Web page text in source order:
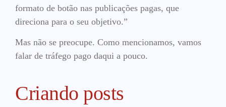
formato de botão nas publicações pagas, que
direciona para o seu objetivo.”
Mas não se preocupe. Como mencionamos, vamos
falar de tráfego pago daqui a pouco.
Criando posts